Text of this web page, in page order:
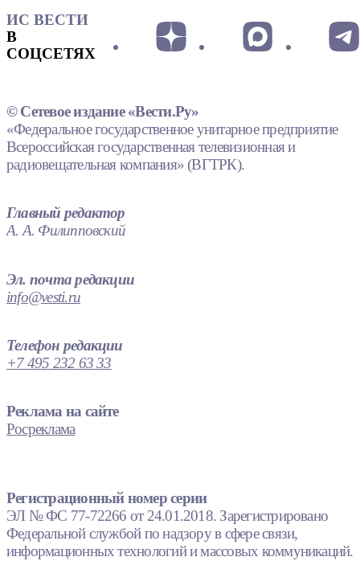
ИС ВЕСТИ
В
СОЦСЕТЯХ
© Сетевое издание «Вести.Ру»
«Федеральное государственное унитарное предприятие
Всероссийская государственная телевизионная и
радиовещательная компания» (ВГТРК).
Главный редактор
А. А. Филипповский
Эл. почта редакции
info@vesti.ru
Телефон редакции
+7 495 232 63 33
Реклама на сайте
Росреклама
Регистрационный номер серии
ЭЛ № ФС 77-72266 от 24.01.2018. Зарегистрировано
Федеральной службой по надзору в сфере связи,
информационных технологий и массовых коммуникаций.